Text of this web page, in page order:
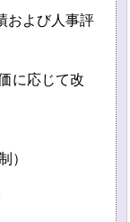
および人事評
に応じて改
）